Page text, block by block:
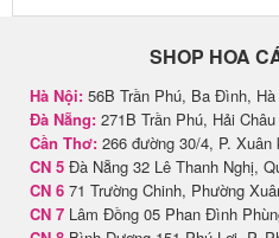
SHOP HOA
Hà Nội: 56B Trần Phú, Ba Đình, Hà
Đà Nẵng: 271B Trần Phú, Hải Châu
Cần Thơ: 266 đường 30/4, P.
CN 5 Đà Nẵng 32 Lê Thanh Nghị,
CN 6 71 Trường Chinh, Phường
CN 7 Lâm Đồng 05 Phan Đình